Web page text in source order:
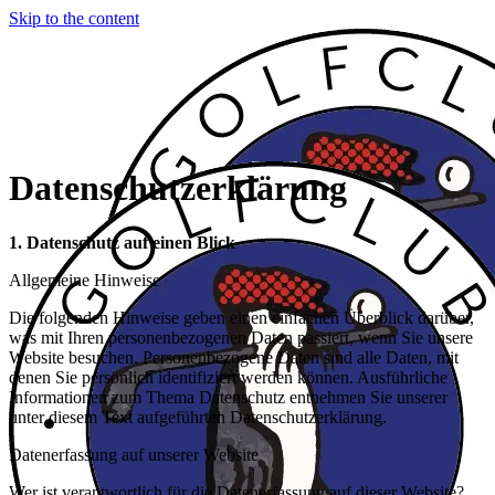
Skip to the content
Datenschutzerklärung
1. Datenschutz auf einen Blick
Allgemeine Hinweise
Die folgenden Hinweise geben einen einfachen Überblick darüber,
was mit Ihren personenbezogenen Daten passiert, wenn Sie unsere
Website besuchen. Personenbezogene Daten sind alle Daten, mit
denen Sie persönlich identifiziert werden können. Ausführliche
Informationen zum Thema Datenschutz entnehmen Sie unserer
unter diesem Text aufgeführten Datenschutzerklärung.
Datenerfassung auf unserer Website